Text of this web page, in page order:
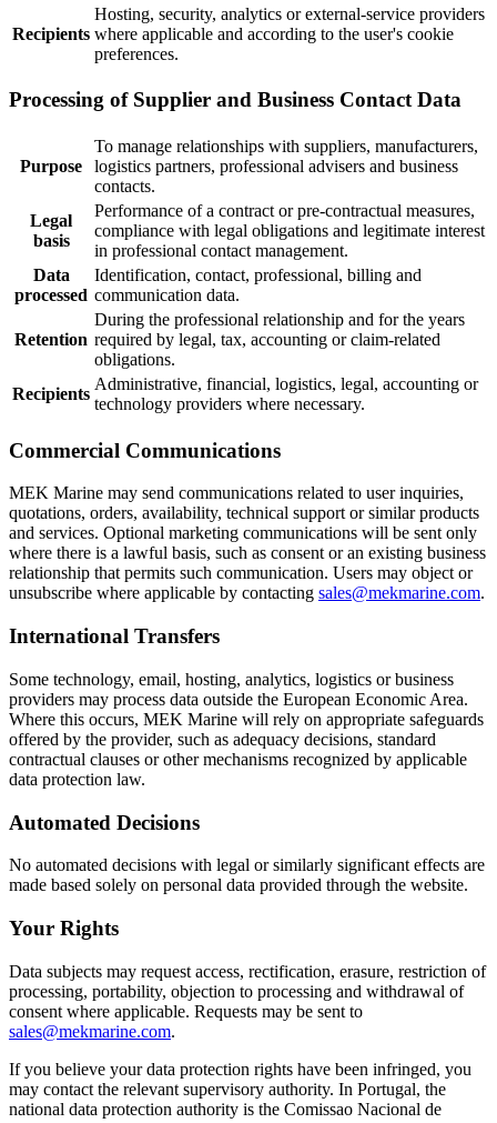
Recipients
Hosting, security, analytics or external-service providers
where applicable and according to the user's cookie
preferences.
Processing of Supplier and Business Contact Data
Purpose
To manage relationships with suppliers, manufacturers,
logistics partners, professional advisers and business
contacts.
Legal
basis
Performance of a contract or pre-contractual measures,
compliance with legal obligations and legitimate interest
in professional contact management.
Data
processed
Identification, contact, professional, billing and
communication data.
Retention
During the professional relationship and for the years
required by legal, tax, accounting or claim-related
obligations.
Recipients
Administrative, financial, logistics, legal, accounting or
technology providers where necessary.
Commercial Communications
MEK Marine may send communications related to user inquiries,
quotations, orders, availability, technical support or similar products
and services. Optional marketing communications will be sent only
where there is a lawful basis, such as consent or an existing business
relationship that permits such communication. Users may object or
unsubscribe where applicable by contacting sales@mekmarine.com.
International Transfers
Some technology, email, hosting, analytics, logistics or business
providers may process data outside the European Economic Area.
Where this occurs, MEK Marine will rely on appropriate safeguards
offered by the provider, such as adequacy decisions, standard
contractual clauses or other mechanisms recognized by applicable
data protection law.
Automated Decisions
No automated decisions with legal or similarly significant effects are
made based solely on personal data provided through the website.
Your Rights
Data subjects may request access, rectification, erasure, restriction of
processing, portability, objection to processing and withdrawal of
consent where applicable. Requests may be sent to
sales@mekmarine.com.
If you believe your data protection rights have been infringed, you
may contact the relevant supervisory authority. In Portugal, the
national data protection authority is the Comissao Nacional de